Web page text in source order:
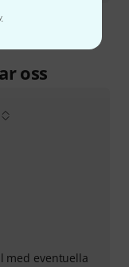
oss
med eventuella